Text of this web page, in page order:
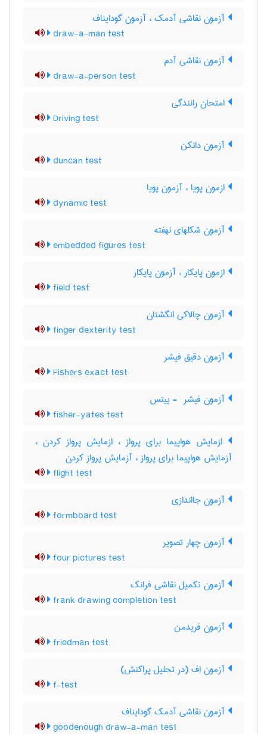
آزمون نقاشی آدمک ، آزمون گودایناف
draw-a-man test
آزمون نقاشی آدم
draw-a-person test
امتحان رانندگی
Driving test
آزمون دانکن
duncan test
ازمون پویا ، آزمون پویا
dynamic test
آزمون شکلهای نهفته
embedded figures test
ازمون پایکار ، آزمون پایکار
field test
آزمون چالاکی انگشتان
finger dexterity test
آزمون دقیق فیشر
Fishers exact test
آزمون فیشر ‎ - ییتس
fisher-yates test
ازمایش هواپیما برای پرواز ، ازمایش پرواز کردن ،
آزمایش هواپیما برای پرواز ، آزمایش پرواز کردن
flight test
آزمون جااندازی
formboard test
آزمون چهار تصویر
four pictures test
آزمون تکمیل نقاشی فرانک
frank drawing completion test
آزمون فریدمن
friedman test
آزمون اف (در تحلیل پراکنش)
f-test
آزمون نقاشی آدمک گودایناف
goodenough draw-a-man test